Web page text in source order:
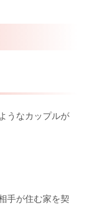
うなカップルが
手が住む家を契